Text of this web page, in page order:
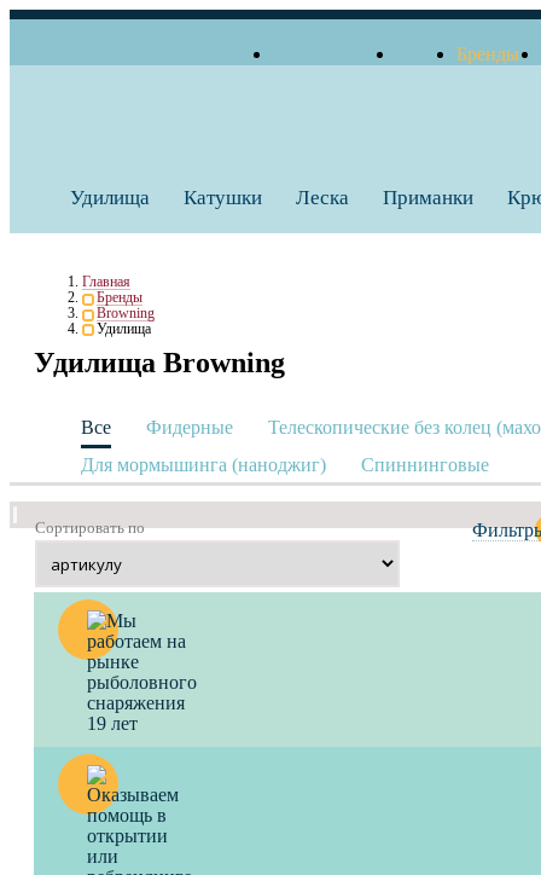
Бренды
Удилища Катушки Леска Приманки
Главная
Бренды
Browning
Удилища
Удилища Browning
Все Фидерные
Телескопические без колец
Для мормышинга (наноджиг)
Спиннинговые
Сортировать по